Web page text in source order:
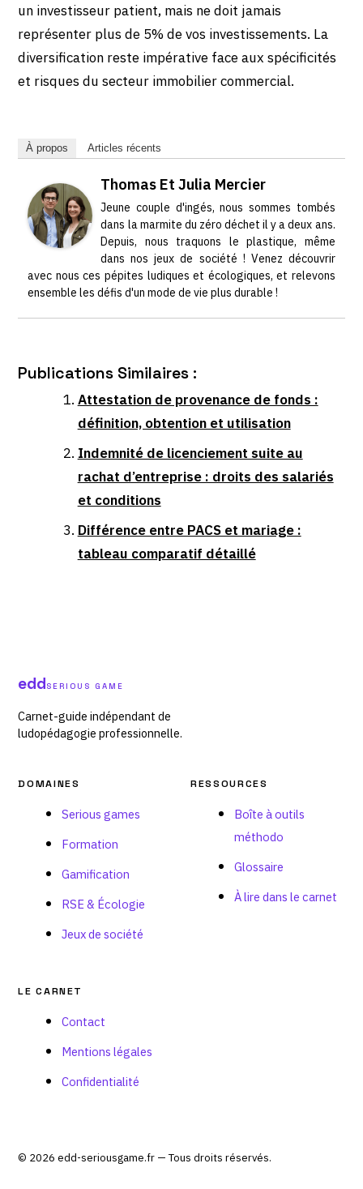
un investisseur patient, mais ne doit jamais
représenter plus de 5% de vos investissements. La
diversification reste impérative face aux spécificités
et risques du secteur immobilier commercial.
À propos Articles récents
Thomas Et Julia Mercier
Jeune couple d'ingés, nous sommes tombés
dans la marmite du zéro déchet il y a deux ans.
Depuis, nous traquons le plastique, même
dans nos jeux de société ! Venez découvrir
avec nous ces pépites ludiques et écologiques, et relevons
ensemble les défis d'un mode de vie plus durable !
Publications Similaires :
Attestation de provenance de fonds :
définition, obtention et utilisation
Indemnité de licenciement suite au
rachat d’entreprise : droits des salariés
et conditions
Différence entre PACS et mariage :
tableau comparatif détaillé
eddSERIOUS GAME
Carnet-guide indépendant de
ludopédagogie professionnelle.
DOMAINES
Serious games
Formation
Gamification
RSE & Écologie
Jeux de société
RESSOURCES
Boîte à outils
méthodo
Glossaire
À lire dans le carnet
LE CARNET
Contact
Mentions légales
Confidentialité
© 2026 edd-seriousgame.fr — Tous droits réservés.